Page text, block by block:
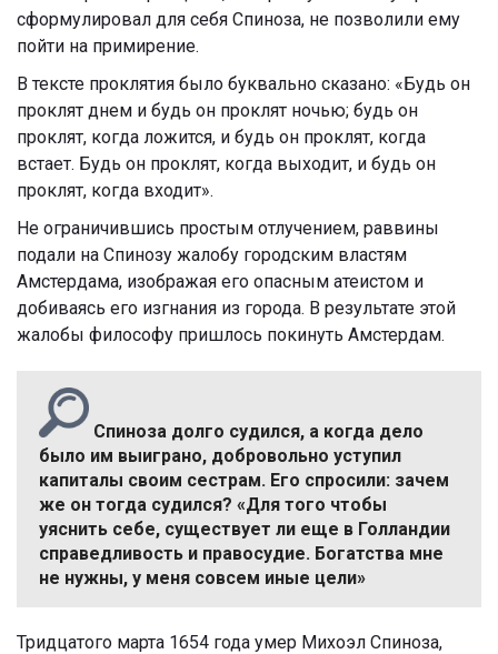
сформулировал для себя Спиноза, не позволили ему
пойти на примирение.
В тексте проклятия было буквально сказано: «Будь он
проклят днем и будь он проклят ночью; будь он
проклят, когда ложится, и будь он проклят, когда
встает. Будь он проклят, когда выходит, и будь он
проклят, когда входит».
Не ограничившись простым отлучением, раввины
подали на Спинозу жалобу городским властям
Амстердама, изображая его опасным атеистом и
добиваясь его изгнания из города. В результате этой
жалобы философу пришлось покинуть Амстердам.
Спиноза долго судился, а когда дело
было им выиграно, добровольно уступил
капиталы своим сестрам. Его спросили: зачем
же он тогда судился? «Для того чтобы
уяснить себе, существует ли еще в Голландии
справедливость и правосудие. Богатства мне
не нужны, у меня совсем иные цели»
Тридцатого марта 1654 года умер Михоэл Спиноза,